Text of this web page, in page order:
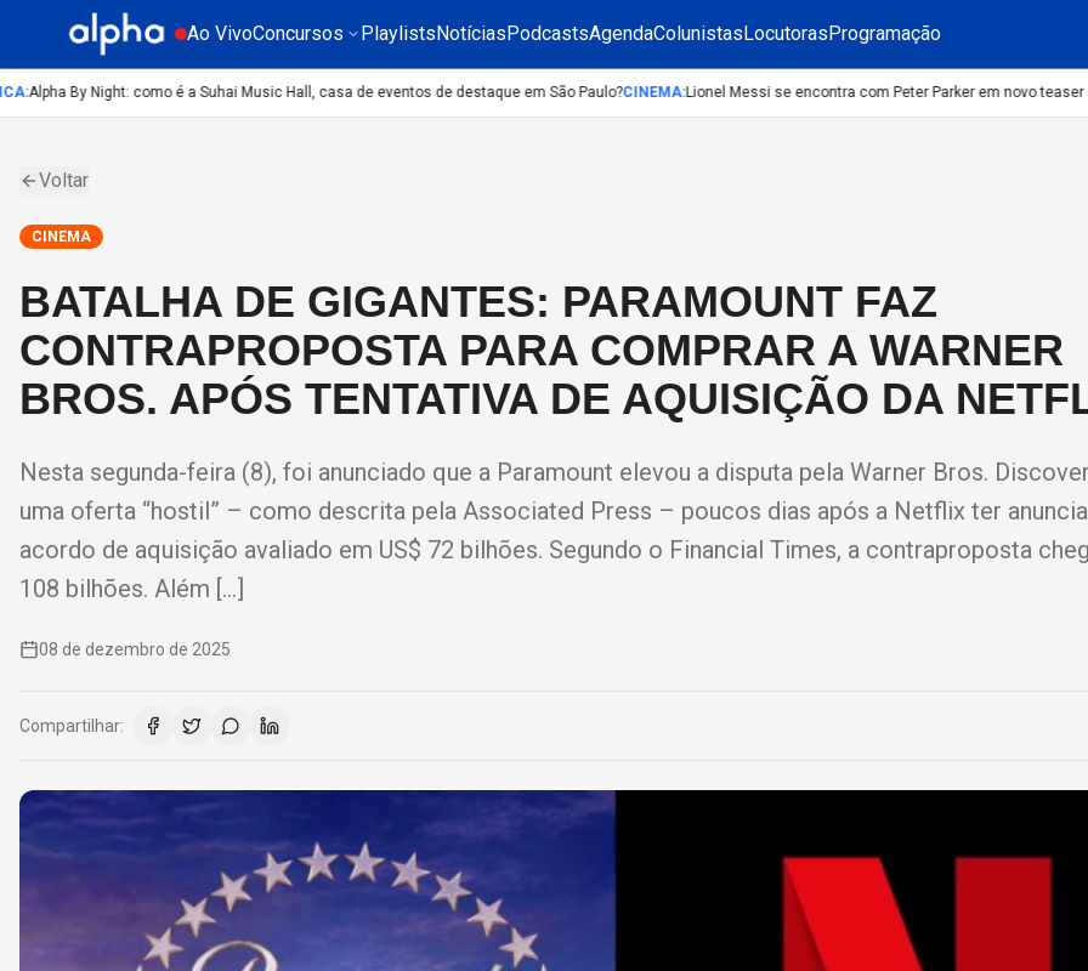
Ao VivoConcursos PlaylistsNotíciasPodcastsAgendaColunistasLocutorasProgramação
:Alpha By Night: como é a Suhai Music Hall, casa de eventos de destaque em São Paulo? CINEMA:Lionel Messi se encontra com Peter Parker em novo teaser
Voltar
CINEMA
BATALHA DE GIGANTES: PARAMOUNT FAZ
CONTRAPROPOSTA PARA COMPRAR A WARNER
BROS. APÓS TENTATIVA DE AQUISIÇÃO DA
Nesta segunda-feira (8), foi anunciado que a Paramount elevou a disputa pela Warner Bros.
uma oferta “hostil” – como descrita pela Associated Press – poucos dias após a Netflix ter
acordo de aquisição avaliado em US$ 72 bilhões. Segundo o Financial Times, a contraproposta
108 bilhões. Além […]
08 de dezembro de 2025
Compartilhar: